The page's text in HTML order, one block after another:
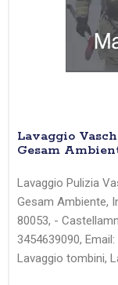
Lavaggio
Gesam
Lavaggio Pulizia
Gesam Ambiente,
80053, -
3454639090,
Lavaggio tombini,